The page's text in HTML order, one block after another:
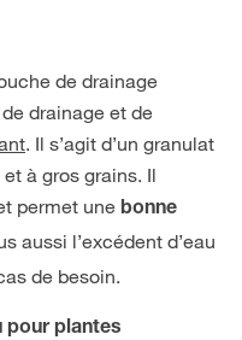
de drainage
drainage et de
. Il s’agit d’un granulat
à gros grains. Il
permet une bonne
aussi l’excédent d’eau
de besoin.
pour plantes